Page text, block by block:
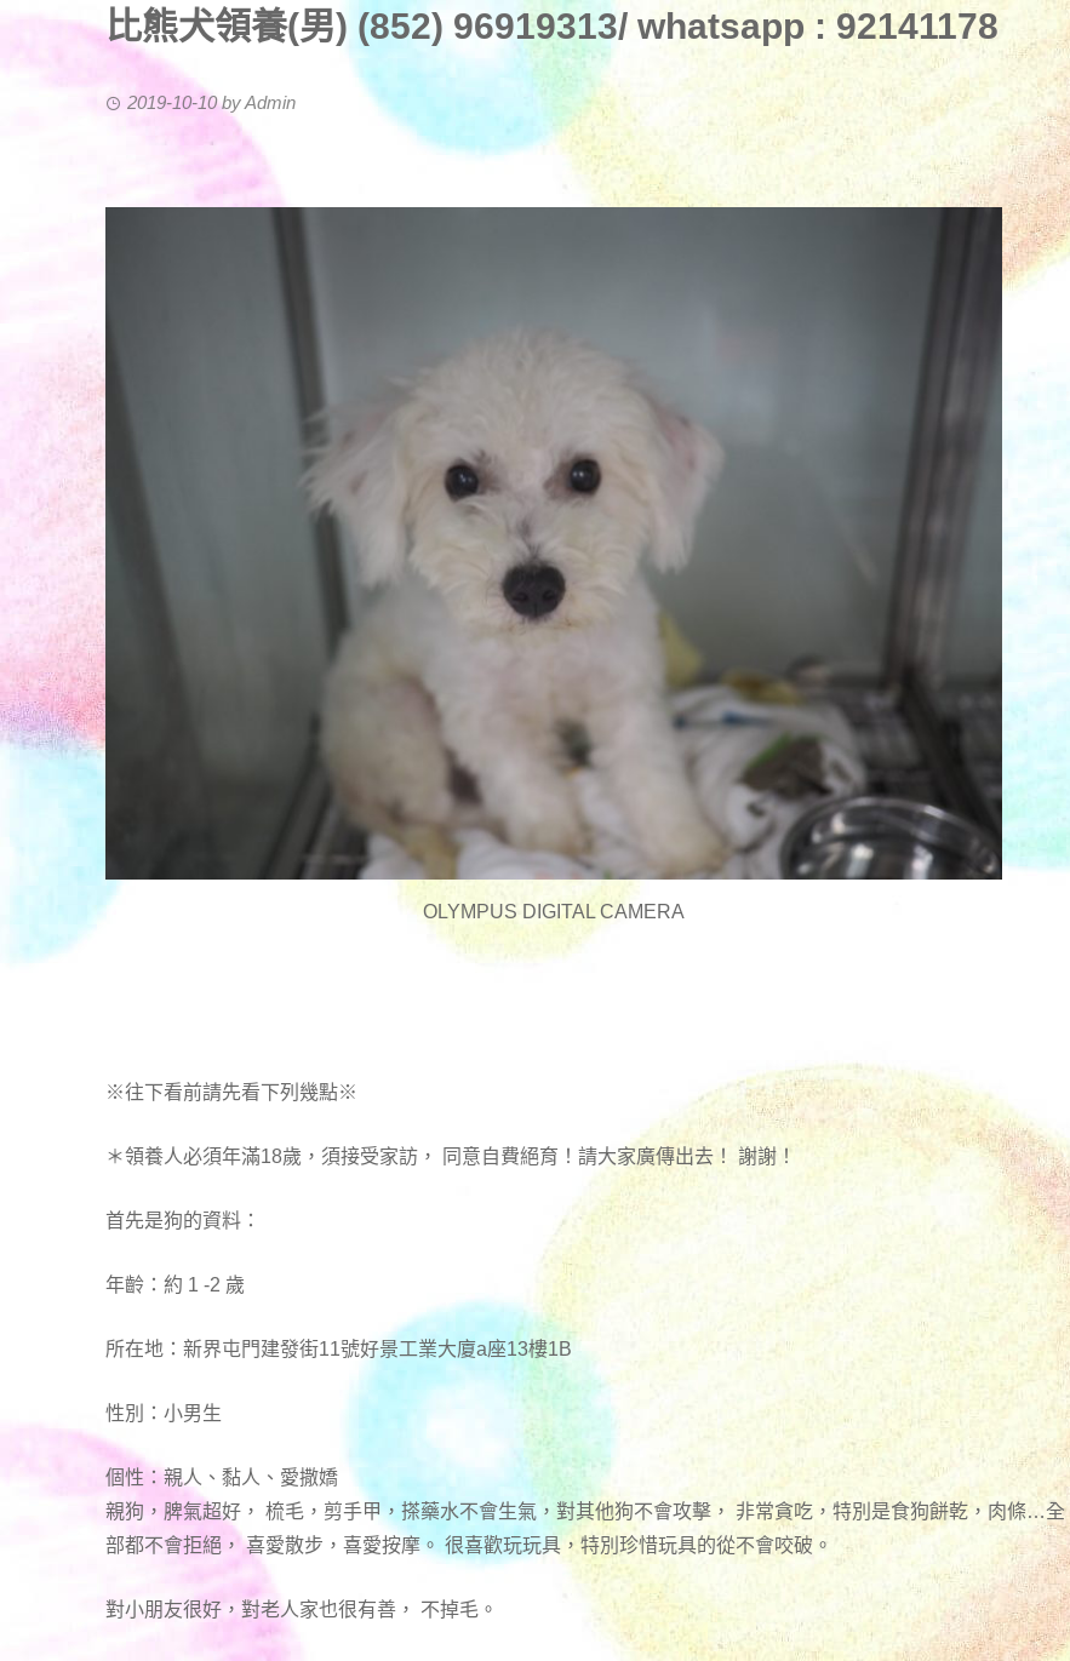
比熊犬領養(男) (852) 96919313/ whatsapp : 92141178
2019-10-10byAdmin
OLYMPUS DIGITAL CAMERA
※往下看前請先看下列幾點※
＊領養人必須年滿18歲，須接受家訪， 同意自費絕育！請大家廣傳出去！ 謝謝！
首先是狗的資料：
年齡：約 1 -2 歲
所在地：新界屯門建發街11號好景工業大廈a座13樓1B
性別：小男生
個性：親人、黏人、愛撒嬌
親狗，脾氣超好， 梳毛，剪手甲，搽藥水不會生氣，對其他狗不會攻擊， 非常貪吃，特別是食狗餅乾，肉條…全
部都不會拒絕， 喜愛散步，喜愛按摩。 很喜歡玩玩具，特別珍惜玩具的從不會咬破。
對小朋友很好，對老人家也很有善， 不掉毛。